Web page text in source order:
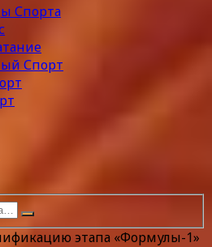
Спорта
Спорт
этапа «Формулы-1»